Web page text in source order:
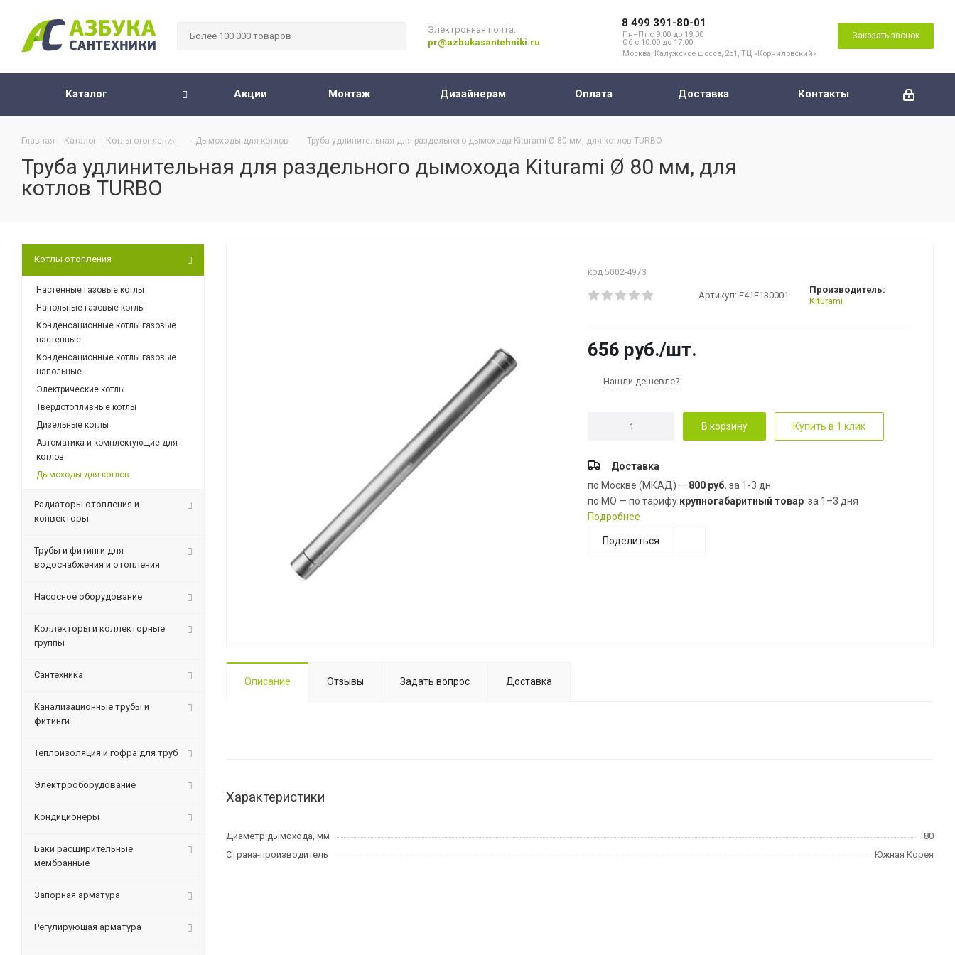
Электронная почта:
pr@azbukasantehniki.ru
8 499 391-80-01
Пн–Пт с 9:00 до 19:00
Сб с 10:00 до 17:00
Москва, Калужское шоссе, 2с1, ТЦ «Корниловский»
Заказать звонок
Каталог Акции Монтаж Дизайнерам Оплата Доставка Контакты
Главная - Каталог - Котлы отопления - Дымоходы для котлов - Труба удлинительная для раздельного дымохода Kiturami Ø 80 мм, для котлов TURBO
Труба удлинительная для раздельного дымохода Kiturami Ø 80 мм, для
котлов TURBO
код 5002-4973
Артикул: E41E130001
Производитель:
Kiturami
656 руб./шт.
Нашли дешевле?
В корзину Купить в 1 клик
Доставка
по Москве (МКАД) — 800 руб. за 1-3 дн.
по МО — по тарифу крупногабаритный товар за 1–3 дня
Подробнее
Поделиться
Описание Отзывы Задать вопрос Доставка
Характеристики
Диаметр дымохода, мм
80
Страна-производитель
Южная Корея
Котлы отопления
Настенные газовые котлы
Напольные газовые котлы
Конденсационные котлы газовые
настенные
Конденсационные котлы газовые
напольные
Электрические котлы
Твердотопливные котлы
Дизельные котлы
Автоматика и комплектующие для
котлов
Дымоходы для котлов
Радиаторы отопления и
конвекторы
Трубы и фитинги для
водоснабжения и отопления
Насосное оборудование
Коллекторы и коллекторные
группы
Сантехника
Канализационные трубы и
фитинги
Теплоизоляция и гофра для труб
Электрооборудование
Кондиционеры
Баки расширительные
мембранные
Запорная арматура
Регулирующая арматура